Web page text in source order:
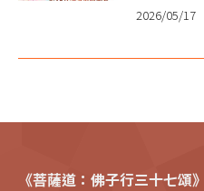
2026/05/17
《菩薩道：佛子行三十七頌》